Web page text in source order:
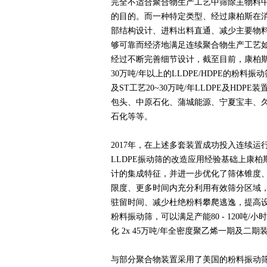
完全不适合聚合物生产工艺中筛除主物料
的目的。而一种特定类型、经过康柏斯在
部结构设计、进料出料直通、减少主要物
够可靠而经济地满足连续聚合物生产工艺
经过不断完善细节设计，截至目前，康柏
30万吨/年以上的LLDPE/HDPE的粉料振
及ST工艺20~30万吨/年LLDPE及HDPE
包头、中原石化、蒲城能源、宁夏宝丰、
石化等等。
2017年，在上述多套装置成功投入连续运
LLDPE振动筛的改造应用经验基础上康
计的集成特征，并进一步优化了筛体锥度
限度、更多时间内充分利用有效筛分区域
驻留时间、减少杜绝粉料攀爬逃逸，提高
粉料振动筛，可以满足产能80 - 120吨/小
化 2x 45万吨/年全密度聚乙烯一期及二期
与部分聚合物装置采用了美国的粉料振动